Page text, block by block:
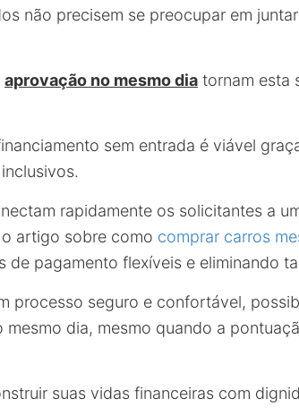
não precisem se preocupar em
aprovação no mesmo dia tornam esta
sem entrada é viável
rapidamente os solicitantes a
artigo sobre como comprar carros
de pagamento flexíveis e eliminando
processo seguro e confortável,
mesmo dia, mesmo quando a
suas vidas financeiras com